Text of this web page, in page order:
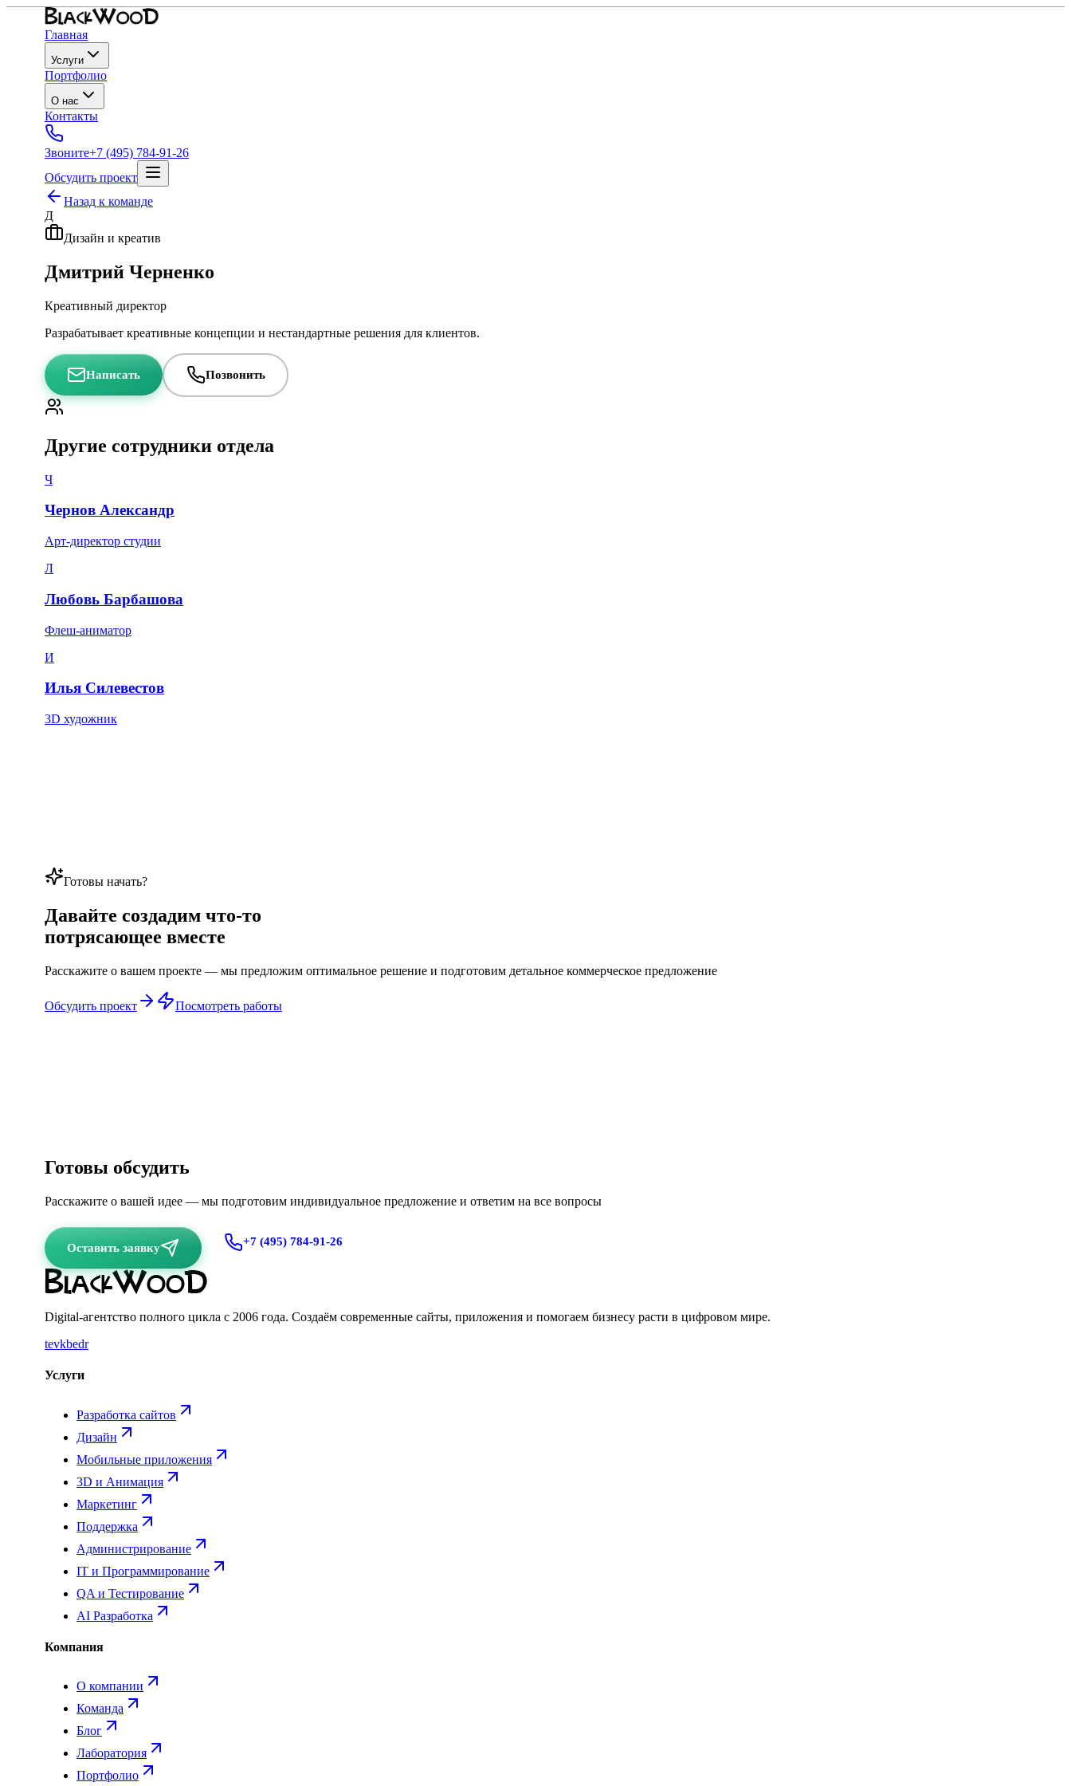
Главная
Услуги
Портфолио
О нас
Контакты
Звоните+7 (495) 784-91-26
Обсудить проект
Назад к команде
Д
Дизайн и креатив
Дмитрий Черненко
Креативный директор
Разрабатывает креативные концепции и нестандартные решения для клиентов.
Написать Позвонить
Другие сотрудники отдела
Ч
Чернов Александр
Арт-директор студии
Л
Любовь Барбашова
Флеш-аниматор
И
Илья Силевестов
3D художник
Готовы начать?
Давайте создадим что-то
потрясающее вместе
Расскажите о вашем проекте — мы предложим оптимальное решение и подготовим детальное коммерческое предложение
Обсудить проект Посмотреть работы
Готовы обсудить
Расскажите о вашей идее — мы подготовим индивидуальное предложение и ответим на все вопросы
Оставить заявку +7 (495) 784-91-26
Digital-агентство полного цикла с 2006 года. Создаём современные сайты, приложения и помогаем бизнесу расти в цифровом мире.
tevkbedr
Услуги
Разработка сайтов
Дизайн
Мобильные приложения
3D и Анимация
Маркетинг
Поддержка
Администрирование
IT и Программирование
QA и Тестирование
AI Разработка
Компания
О компании
Команда
Блог
Лаборатория
Портфолио